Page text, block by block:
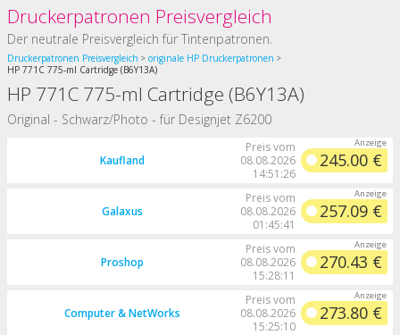
Druckerpatronen Preisvergleich
Der neutrale Preisvergleich für Tintenpatronen.
Druckerpatronen Preisvergleich
originale HP Druckerpatronen
HP 771C 775-ml Cartridge (B6Y13A)
HP 771C 775-ml Cartridge (B6Y13A)
Original - Schwarz/Photo - für Designjet Z6200
Kaufland
Preis vom
08.08.2026
14:51:26
245.00 €
Galaxus
Preis vom
08.08.2026
01:45:41
257.09 €
Proshop
Preis vom
08.08.2026
15:28:11
270.43 €
Computer & NetWorks
Preis vom
08.08.2026
15:25:10
273.80 €